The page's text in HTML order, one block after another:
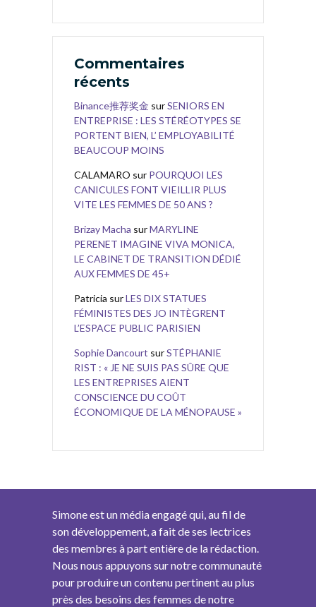
Commentaires
récents
Binance推荐奖金 surSENIORS EN
ENTREPRISE : LES STÉRÉOTYPES SE
PORTENT BIEN, L’ EMPLOYABILITÉ
BEAUCOUP MOINS
CALAMARO sur POURQUOI LES
CANICULES FONT VIEILLIR PLUS
VITE LES FEMMES DE 50 ANS ?
Brizay Macha surMARYLINE
PERENET IMAGINE VIVA MONICA,
LE CABINET DE TRANSITION DÉDIÉ
AUX FEMMES DE 45+
Patricia surLES DIX STATUES
FÉMINISTES DES JO INTÈGRENT
L’ESPACE PUBLIC PARISIEN
Sophie Dancourt surSTÉPHANIE
RIST : « JE NE SUIS PAS SÛRE QUE
LES ENTREPRISES AIENT
CONSCIENCE DU COÛT
ÉCONOMIQUE DE LA MÉNOPAUSE »
Simone est un média engagé qui, au fil de
son développement, a fait de ses lectrices
des membres à part entière de la rédaction.
Nous nous appuyons sur notre communauté
pour produire un contenu pertinent au plus
près des besoins des femmes de notre